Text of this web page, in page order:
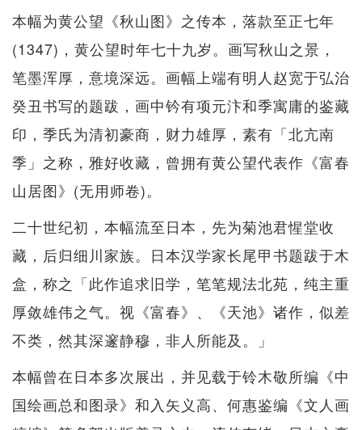
本幅为黄公望《秋山图》之传本，落款至正七年
(1347)，黄公望时年七十九岁。画写秋山之景，
笔墨浑厚，意境深远。画幅上端有明人赵宽于弘治
癸丑书写的题跋，画中钤有项元汴和季寓庸的鉴藏
印，季氏为清初豪商，财力雄厚，素有「北亢南
季」之称，雅好收藏，曾拥有黄公望代表作《富春
山居图》(无用师卷)。
二十世纪初，本幅流至日本，先为菊池君惺堂收
藏，后归细川家族。日本汉学家长尾甲书题跋于木
盒，称之「此作追求旧学，笔笔规法北苑，纯主重
厚敛雄伟之气。视《富春》、《天池》诸作，似差
不类，然其深邃静穆，非人所能及。」
本幅曾在日本多次展出，并见载于铃木敬所编《中
国绘画总和图录》和入矢义高、何惠鉴编《文人画